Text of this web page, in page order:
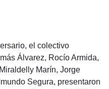
el colectivo
Álvarez, Rocío Armida,
Marín, Jorge
Segura, presentaron